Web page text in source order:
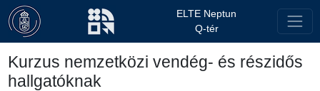
ELTE Neptun
Q-tér
Kurzus nemzetközi vendég- és részidős
hallgatóknak